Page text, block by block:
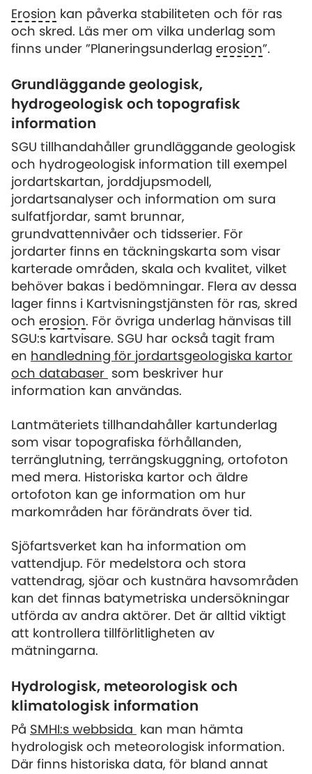
Erosion kan påverka stabiliteten och för ras
och skred. Läs mer om vilka underlag som
finns under ”Planeringsunderlag erosion”.
Grundläggande geologisk,
hydrogeologisk och topografisk
information
SGU tillhandahåller grundläggande geologisk
och hydrogeologisk information till exempel
jordartskartan, jorddjupsmodell,
jordartsanalyser och information om sura
sulfatfjordar, samt brunnar,
grundvattennivåer och tidsserier. För
jordarter finns en täckningskarta som visar
karterade områden, skala och kvalitet, vilket
behöver bakas i bedömningar. Flera av dessa
lager finns i Kartvisningstjänsten för ras, skred
och erosion. För övriga underlag hänvisas till
SGU:s kartvisare. SGU har också tagit fram
en handledning för jordartsgeologiska kartor
och databaser
som beskriver hur
information kan användas.
Lantmäteriets tillhandahåller kartunderlag
som visar topografiska förhållanden,
terränglutning, terrängskuggning, ortofoton
med mera. Historiska kartor och äldre
ortofoton kan ge information om hur
markområden har förändrats över tid.
Sjöfartsverket kan ha information om
vattendjup. För medelstora och stora
vattendrag, sjöar och kustnära havsområden
kan det finnas batymetriska undersökningar
utförda av andra aktörer. Det är alltid viktigt
att kontrollera tillförlitligheten av
mätningarna.
Hydrologisk, meteorologisk och
klimatologisk information
På SMHI:s webbsida
kan man hämta
hydrologisk och meteorologisk information.
Där finns historiska data, för bland annat